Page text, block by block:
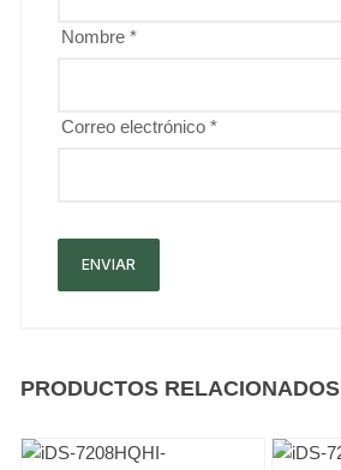
Nombre*
Correo electrónico*
PRODUCTOS RELACIONADOS